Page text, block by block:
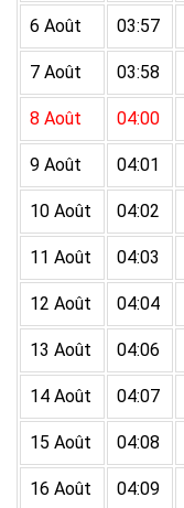
6 Août 03:57
7 Août 03:58
8 Août 04:00
9 Août 04:01
10 Août 04:02
11 Août 04:03
12 Août 04:04
13 Août 04:06
14 Août 04:07
15 Août 04:08
16 Août 04:09